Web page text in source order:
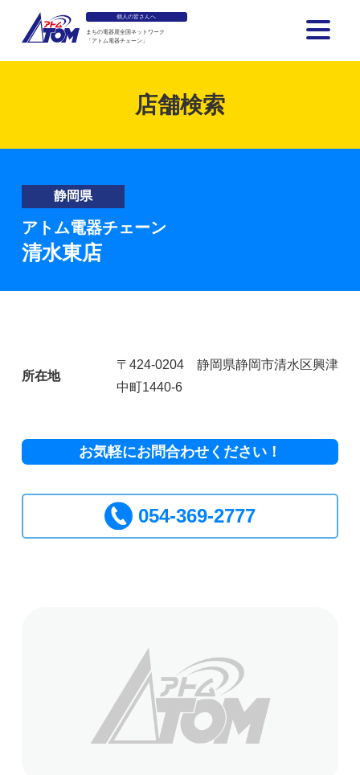
個人の皆さんへ
まちの電器屋全国ネットワーク
「アトム電器チェーン」
店舗検索
静岡県
アトム電器チェーン
清水東店
所在地
〒424-0204 静岡県静岡市清水区興津
中町1440-6
お気軽にお問合わせください！
054-369-2777